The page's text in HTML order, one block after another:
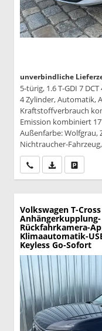
unverbindliche
5-türig, 1.6 T-GDI 7 DCT
4 Zylinder, Automatik,
Kraftstoffverbrauch
Emission kombiniert
Außenfarbe: Wolfgrau,
Nichtraucher-
Wir rufen Sie an
PDF-Datei,
Volkswagen T-Cross
Rückfahrkamera-
Klimaautomatik-
Keyless Go-Sofort